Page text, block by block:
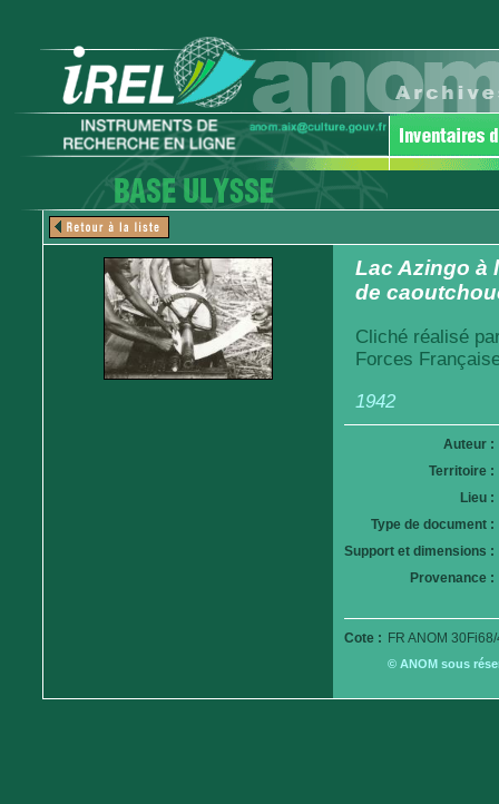
Lac Azingo à
de
Cliché réalisé
Forces
1942
Auteur :
Territoire :
Lieu :
Type de document :
Support et dimensions :
Provenance :
Cote : FR ANOM
© ANOM sous